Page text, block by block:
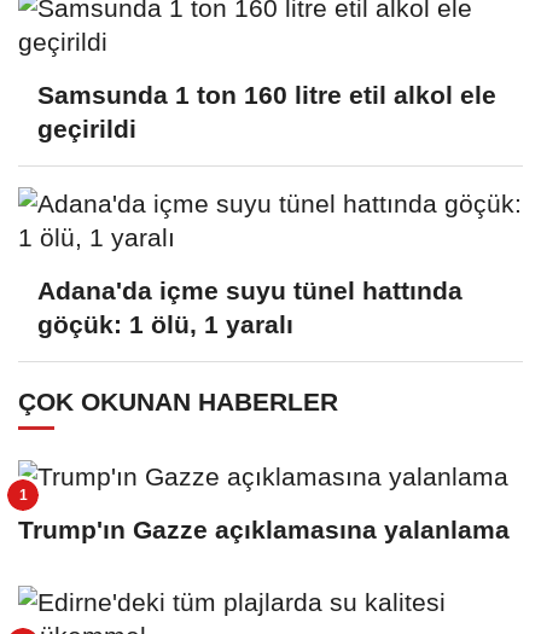
Samsunda 1 ton 160 litre etil alkol ele
geçirildi
Adana'da içme suyu tünel hattında
göçük: 1 ölü, 1 yaralı
ÇOK OKUNAN HABERLER
Trump'ın Gazze açıklamasına yalanlama